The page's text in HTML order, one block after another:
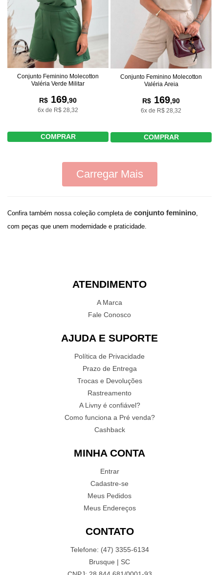
Conjunto Feminino Molecotton
Valéria Verde Militar
R$ 169,90
6x de R$ 28,32
COMPRAR
Conjunto Feminino Molecotton
Valéria Areia
R$ 169,90
6x de R$ 28,32
COMPRAR
Carregar Mais
Confira também nossa coleção completa de conjunto feminino
com peças que unem modernidade e praticidade.
ATENDIMENTO
A Marca
Fale Conosco
AJUDA E SUPORTE
Política de Privacidade
Prazo de Entrega
Trocas e Devoluções
Rastreamento
A Livny é confiável?
Como funciona a Pré venda?
Cashback
MINHA CONTA
Entrar
Cadastre-se
Meus Pedidos
Meus Endereços
CONTATO
Telefone: (47) 3355-6134
Brusque | SC